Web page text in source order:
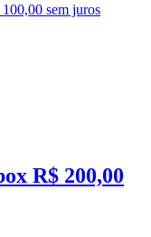
sem juros
R$ 200,00